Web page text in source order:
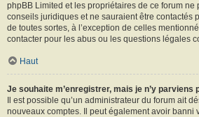
phpBB Limited et les propriétaires de ce forum ne
conseils juridiques et ne sauraient être contactés
de toutes sortes, à l’exception de celles
contacter pour les abus ou les questions légales
Haut
Je souhaite m’enregistrer, mais je n’y parviens
Il est possible qu’un administrateur du forum ait
nouveaux comptes. Il peut également avoir banni